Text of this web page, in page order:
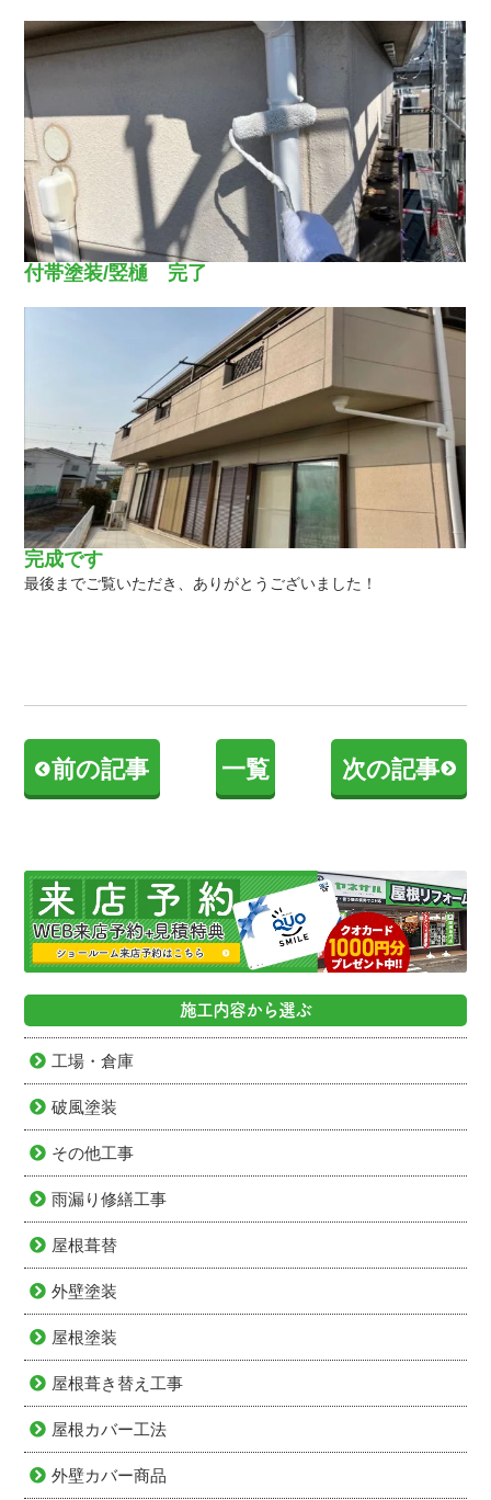
付帯塗装/竪樋 完了
完成です
最後までご覧いただき、ありがとうございました！
前の記事 一覧 次の記事
施工内容から選ぶ
工場・倉庫
破風塗装
その他工事
雨漏り修繕工事
屋根葺替
外壁塗装
屋根塗装
屋根葺き替え工事
屋根カバー工法
外壁カバー商品